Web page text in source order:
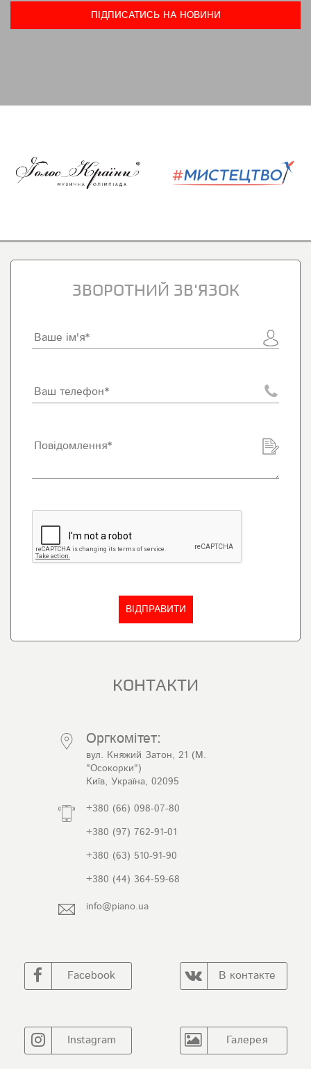
ЗВОРОТНИЙ ЗВ'ЯЗОК
КОНТАКТИ
Оргкомітет:
вул. Княжий Затон, 21 (М.
"Осокорки")
Київ, Україна, 02095
+380 (66) 098-07-80
+380 (97) 762-91-01
+380 (63) 510-91-90
+380 (44) 364-59-68
info@piano.ua
Facebook В контакте
Instagram Галерея